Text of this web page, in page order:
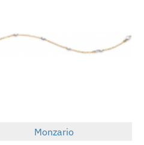
Monzario